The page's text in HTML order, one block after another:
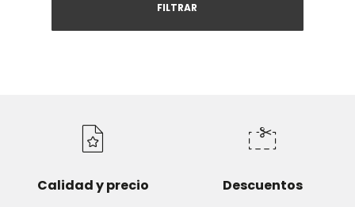
FILTRAR
Calidad y precio Descuentos